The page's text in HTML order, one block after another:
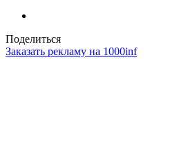
Поделиться
Заказать рекламу на 1000inf